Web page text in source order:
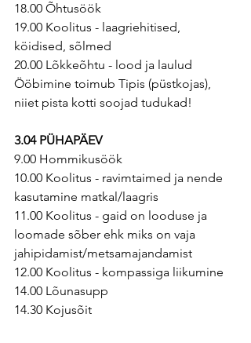
18.00 Õhtusöök
19.00 Koolitus - laagriehitised,
köidised, sõlmed
20.00 Lõkkeõhtu - lood ja laulud
Ööbimine toimub Tipis (püstkojas),
niiet pista kotti soojad tudukad!
3.04 PÜHAPÄEV
9.00 Hommikusöök
10.00 Koolitus - ravimtaimed ja nende
kasutamine matkal/laagris
11.00 Koolitus - gaid on looduse ja
loomade sõber ehk miks on vaja
jahipidamist/metsamajandamist
12.00 Koolitus - kompassiga liikumine
14.00 Lõunasupp
14.30 Kojusõit